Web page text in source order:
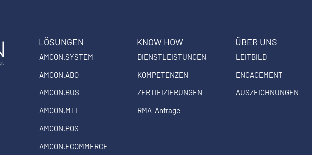
LÖSUNGEN
AMCON.SYSTEM
AMCON.ABO
AMCON.BUS
AMCON.MTI
AMCON.POS
AMCON.ECOMMERCE
KNOW HOW
DIENSTLEISTUNGEN
KOMPETENZEN
ZERTIFIZIERUNGEN
RMA-Anfrage
ÜBER UNS
LEITBILD
ENGAGEMENT
AUSZEICHNUNGEN